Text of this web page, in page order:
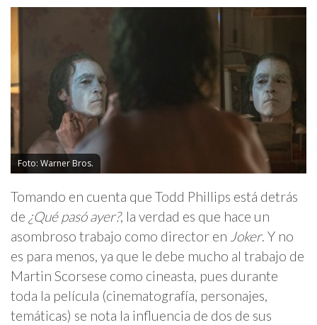
Foto: Warner Bros.
Tomando en cuenta que Todd Phillips está detrás
de ¿Qué pasó ayer?, la verdad es que hace un
asombroso trabajo como director en Joker. Y no
es para menos, ya que le debe mucho al trabajo de
Martin Scorsese como cineasta, pues durante
toda la película (cinematografía, personajes,
temáticas) se nota la influencia de dos de sus